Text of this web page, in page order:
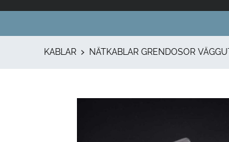
KABLAR NÄTKABLAR GRENDOSOR